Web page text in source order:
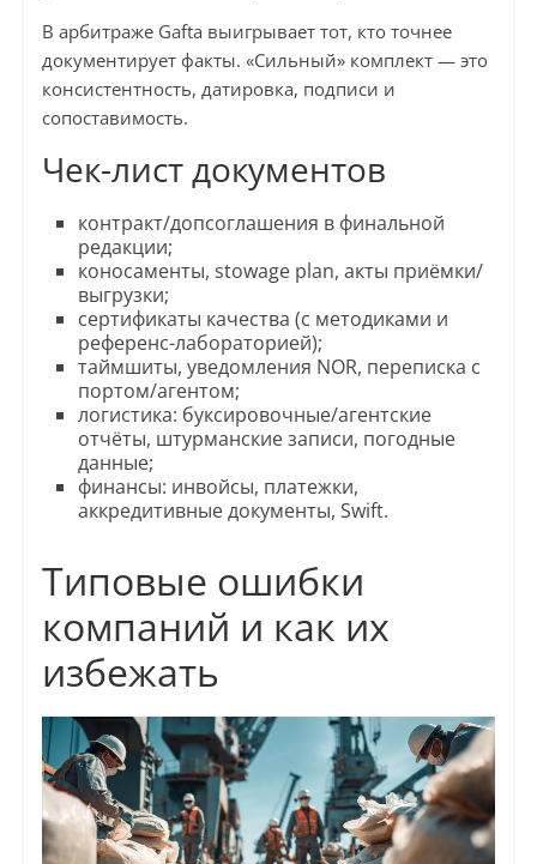
В арбитраже Gafta выигрывает тот, кто точнее
документирует факты. «Сильный» комплект — это
консистентность, датировка, подписи и
сопоставимость.
Чек-лист документов
контракт/допсоглашения в финальной
редакции;
коносаменты, stowage plan, акты приёмки/
выгрузки;
сертификаты качества (с методиками и
референс-лабораторией);
таймшиты, уведомления NOR, переписка с
портом/агентом;
логистика: буксировочные/агентские
отчёты, штурманские записи, погодные
данные;
финансы: инвойсы, платежки,
аккредитивные документы, Swift.
Типовые ошибки
компаний и как их
избежать